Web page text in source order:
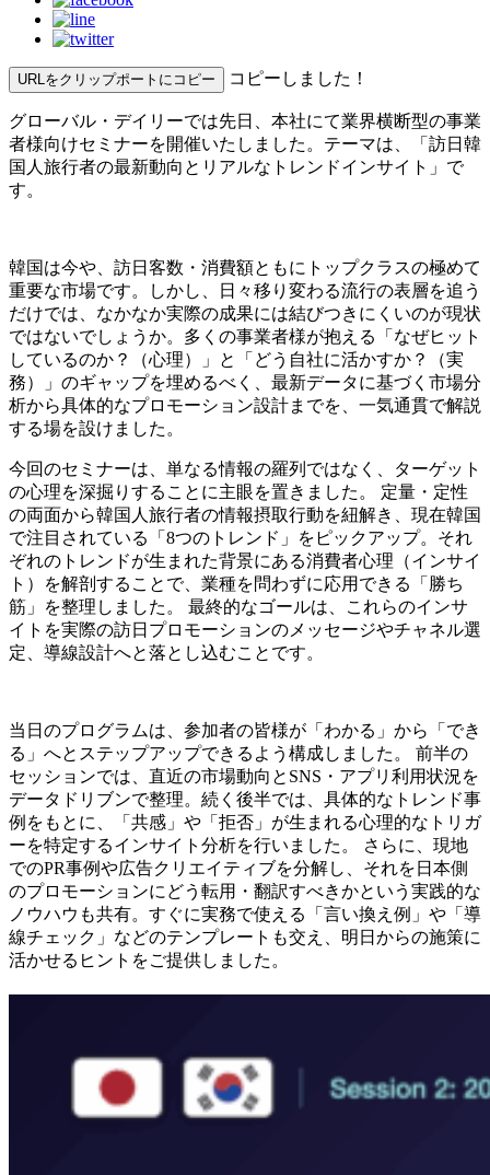
URLをクリップポートにコピー コピーしました！
グローバル・デイリーでは先日、本社にて業界横断型の事業
者様向けセミナーを開催いたしました。テーマは、「訪日韓
国人旅行者の最新動向とリアルなトレンドインサイト」で
す。
韓国は今や、訪日客数・消費額ともにトップクラスの極めて
重要な市場です。しかし、日々移り変わる流行の表層を追う
だけでは、なかなか実際の成果には結びつきにくいのが現状
ではないでしょうか。多くの事業者様が抱える「なぜヒット
しているのか？（心理）」と「どう自社に活かすか？（実
務）」のギャップを埋めるべく、最新データに基づく市場分
析から具体的なプロモーション設計までを、一気通貫で解説
する場を設けました。
今回のセミナーは、単なる情報の羅列ではなく、ターゲット
の心理を深掘りすることに主眼を置きました。 定量・定性
の両面から韓国人旅行者の情報摂取行動を紐解き、現在韓国
で注目されている「8つのトレンド」をピックアップ。それ
ぞれのトレンドが生まれた背景にある消費者心理（インサイ
ト）を解剖することで、業種を問わずに応用できる「勝ち
筋」を整理しました。 最終的なゴールは、これらのインサ
イトを実際の訪日プロモーションのメッセージやチャネル選
定、導線設計へと落とし込むことです。
当日のプログラムは、参加者の皆様が「わかる」から「でき
る」へとステップアップできるよう構成しました。 前半の
セッションでは、直近の市場動向とSNS・アプリ利用状況を
データドリブンで整理。続く後半では、具体的なトレンド事
例をもとに、「共感」や「拒否」が生まれる心理的なトリガ
ーを特定するインサイト分析を行いました。 さらに、現地
でのPR事例や広告クリエイティブを分解し、それを日本側
のプロモーションにどう転用・翻訳すべきかという実践的な
ノウハウも共有。すぐに実務で使える「言い換え例」や「導
線チェック」などのテンプレートも交え、明日からの施策に
活かせるヒントをご提供しました。